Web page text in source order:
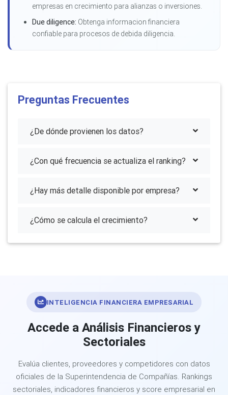
empresas en crecimiento para alianzas o inversiones.
Due diligence: Obtenga informacion financiera
confiable para procesos de debida diligencia.
Preguntas Frecuentes
¿De dónde provienen los datos?
¿Con qué frecuencia se actualiza el ranking?
¿Hay más detalle disponible por empresa?
¿Cómo se calcula el crecimiento?
INTELIGENCIA FINANCIERA EMPRESARIAL
Accede a Análisis Financieros y
Sectoriales
Evalúa clientes, proveedores y competidores con datos
oficiales de la Superintendencia de Compañías. Rankings
sectoriales, indicadores financieros y score empresarial en